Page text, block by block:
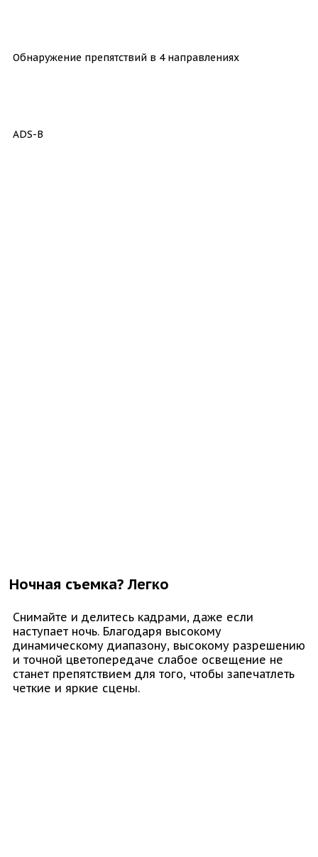
Обнаружение препятствий в 4 направлениях
ADS-B
Ночная съемка? Легко
Снимайте и делитесь кадрами, даже если
наступает ночь. Благодаря высокому
динамическому диапазону, высокому разрешению
и точной цветопередаче слабое освещение не
станет препятствием для того, чтобы запечатлеть
четкие и яркие сцены.